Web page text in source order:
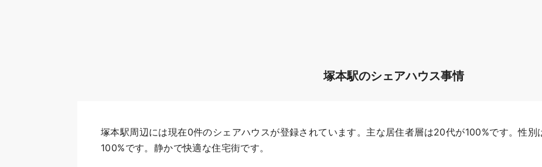
塚本駅のシェアハウス事情
塚本駅周辺には現在0件のシェアハウスが登録されています。主な居住者層は20代が100%です。性
100%です。静かで快適な住宅街です。